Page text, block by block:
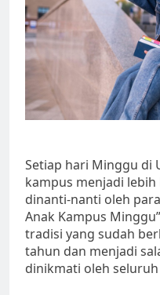
Setiap hari Minggu di
kampus menjadi
dinanti-nanti oleh
Anak Kampus
tradisi yang sudah
tahun dan menjadi
dinikmati oleh